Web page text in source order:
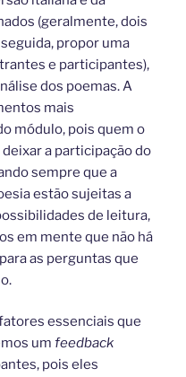
(geralmente, dois
propor uma
e participantes),
dos poemas. A
mais
módulo, pois quem o
a participação do
sempre que a
estão sujeitas a
de leitura,
em mente que não há
as perguntas que
essenciais que
um feedback
pois eles